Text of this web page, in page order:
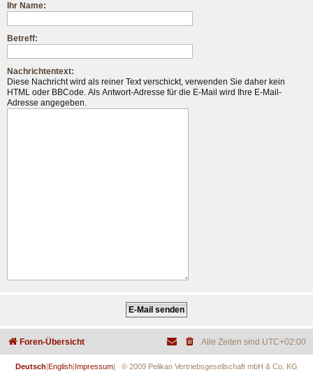
Ihr Name:
Betreff:
Nachrichtentext:
Diese Nachricht wird als reiner Text verschickt, verwenden Sie daher kein
HTML oder BBCode. Als Antwort-Adresse für die E-Mail wird Ihre E-Mail-
Adresse angegeben.
Foren-Übersicht Alle Zeiten sind UTC+02:00
Deutsch|English|Impressum| © 2009 Pelikan Vertriebsgesellschaft mbH & Co. KG